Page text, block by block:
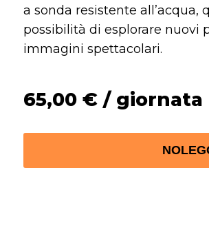
a sonda resistente all’acqua,
possibilità di esplorare nuovi
immagini spettacolari.
65,00 €/ giornata